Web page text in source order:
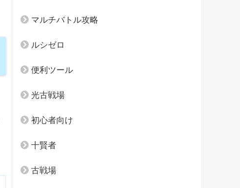
マルチバトル攻略
ルシゼロ
便利ツール
光古戦場
初心者向け
十賢者
古戦場